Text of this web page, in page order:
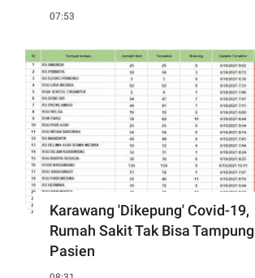
07:53
Karawang 'Dikepung' Covid-19,
Rumah Sakit Tak Bisa Tampung
Pasien